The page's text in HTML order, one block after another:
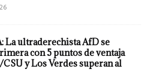
La ultraderechista AfD se
con 5 puntos de ventaja
y Los Verdes superan al